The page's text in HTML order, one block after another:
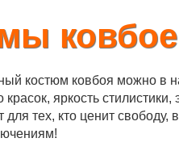
костюм ковбоя можно в
красок, яркость
тех, кто ценит свободу,